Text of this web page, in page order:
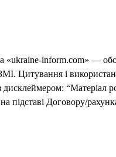
«ukraine-inform.com» —
Цитування і
“Матеріал
підставі Договору/